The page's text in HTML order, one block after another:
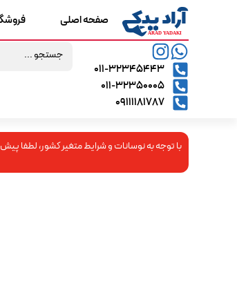
۰۱۱-۳۲۳۴۵۴۴۳
۰۱۱-۳۲۳۵۰۰۰۵
09111181787
صفحه اصلی
با توجه به نوسانات و شرایط متغیر کشور، لطفا